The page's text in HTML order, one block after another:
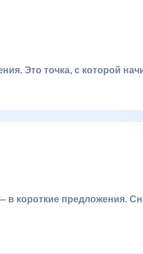
Это точка, с которой
короткие предложения.